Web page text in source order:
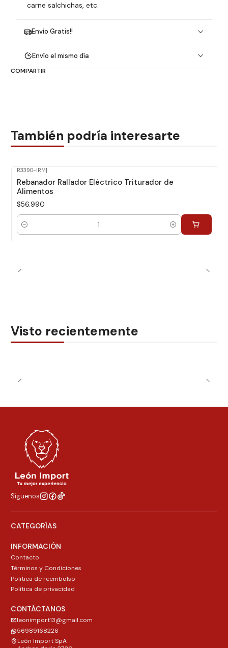
carne salchichas, etc.
Envío Gratis!!
Envío el mismo día
COMPARTIR
También podría interesarte
R3390-IRM|
Rebanador Rallador Eléctrico Triturador de
Alimentos
$56.990
Cantidad
Visto recientemente
Síguenos
CATEGORÍAS
INFORMACIÓN
Contacto
Términos y Condiciones
Politica de reembolso
Política de privacidad
CONTÁCTANOS
leonimport13@gmail.com
56989168226
León Import SpA